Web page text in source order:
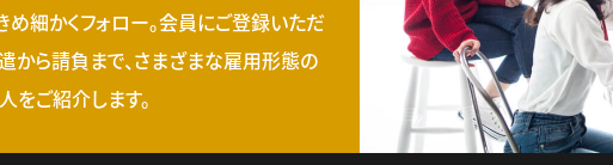
め細かくフォロー。会員にご登録いただ
から請負まで、さまざまな雇用形態の
ご紹介します。